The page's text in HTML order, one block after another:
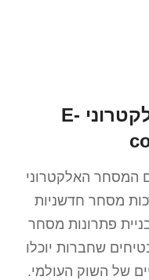
מערכות מסחר אלקטרוני E-
המסחר האלקטרוני
מסחר חדשניות
פתרונות מסחר
שחברות יוכלו
של השוק העולמי.